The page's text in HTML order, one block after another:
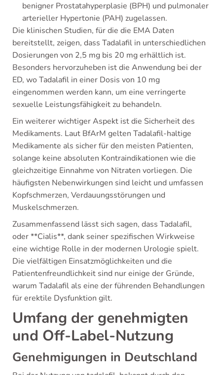
benigner Prostatahyperplasie (BPH) und pulmonaler
arterieller Hypertonie (PAH) zugelassen.
Die klinischen Studien, für die die EMA Daten
bereitstellt, zeigen, dass Tadalafil in unterschiedlichen
Dosierungen von 2,5 mg bis 20 mg erhältlich ist.
Besonders hervorzuheben ist die Anwendung bei der
ED, wo Tadalafil in einer Dosis von 10 mg
eingenommen werden kann, um eine verringerte
sexuelle Leistungsfähigkeit zu behandeln.
Ein weiterer wichtiger Aspekt ist die Sicherheit des
Medikaments. Laut BfArM gelten Tadalafil-haltige
Medikamente als sicher für den meisten Patienten,
solange keine absoluten Kontraindikationen wie die
gleichzeitige Einnahme von Nitraten vorliegen. Die
häufigsten Nebenwirkungen sind leicht und umfassen
Kopfschmerzen, Verdauungsstörungen und
Muskelschmerzen.
Zusammenfassend lässt sich sagen, dass Tadalafil,
oder **Cialis**, dank seiner spezifischen Wirkweise
eine wichtige Rolle in der modernen Urologie spielt.
Die vielfältigen Einsatzmöglichkeiten und die
Patientenfreundlichkeit sind nur einige der Gründe,
warum Tadalafil als eine der führenden Behandlungen
für erektile Dysfunktion gilt.
Umfang der genehmigten
und Off-Label-Nutzung
Genehmigungen in Deutschland